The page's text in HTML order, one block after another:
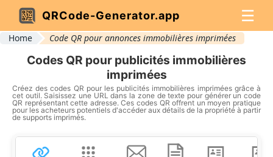
QRCode-Generator.app ☰
Home Code QR pour annonces immobilières imprimées
Codes QR pour publicités immobilières
imprimées
Créez des codes QR pour les publicités immobilières imprimées grâce à
cet outil. Saisissez une URL dans la zone de texte pour générer un code
QR représentant cette adresse. Ces codes QR offrent un moyen pratique
pour les acheteurs potentiels d'accéder aux détails de la propriété à partir
de supports imprimés.